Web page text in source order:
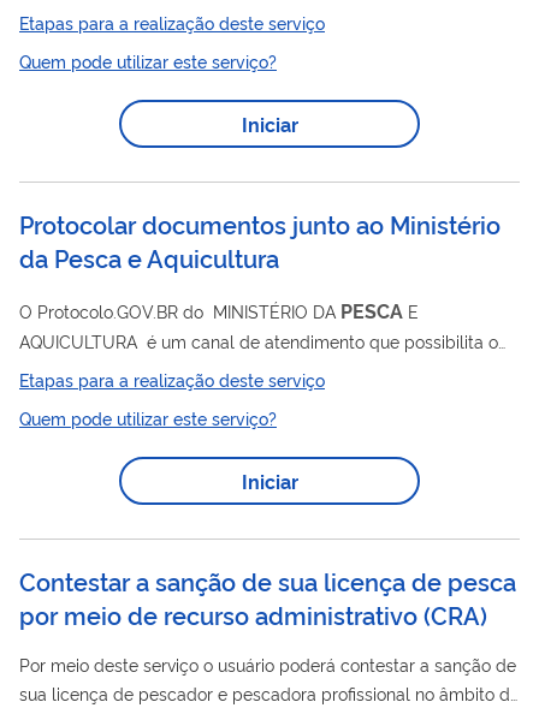
pesca com Espinhel Vertical N/NE, espécie-alvo: Pargo
Etapas para a realização deste serviço
Quem pode utilizar este serviço?
Iniciar
Protocolar documentos junto ao Ministério
da Pesca e Aquicultura
O Protocolo.GOV.BR do MINISTÉRIO DA PESCA E
AQUICULTURA é um canal de atendimento que possibilita o
envio de solicitações, requerimentos, pedidos e documentos
em geral de forma eletrônica, sem a necessidade de
deslocamento presencial ao setor de Protocolo ou o envio de
correspondência postal.
Etapas para a realização deste serviço
Quem pode utilizar este serviço?
Iniciar
Contestar a sanção de sua licença de pesca
por meio de recurso administrativo(CRA)
Por meio deste serviço o usuário poderá contestar a sanção de
sua licença de pescador e pescadora profissional no âmbito do